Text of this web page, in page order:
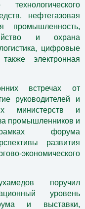
нефтегазовая
промышленность,
и охрана
цифровые
электронная
встречах от
руководителей и
министерств и
промышленников и
форума
развития
экономического
поручил
уровень
и выставки,